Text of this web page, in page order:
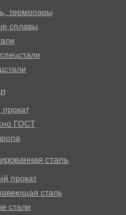
термопары
сплавы
ГОСТ
сталь
прокат
сталь
стали